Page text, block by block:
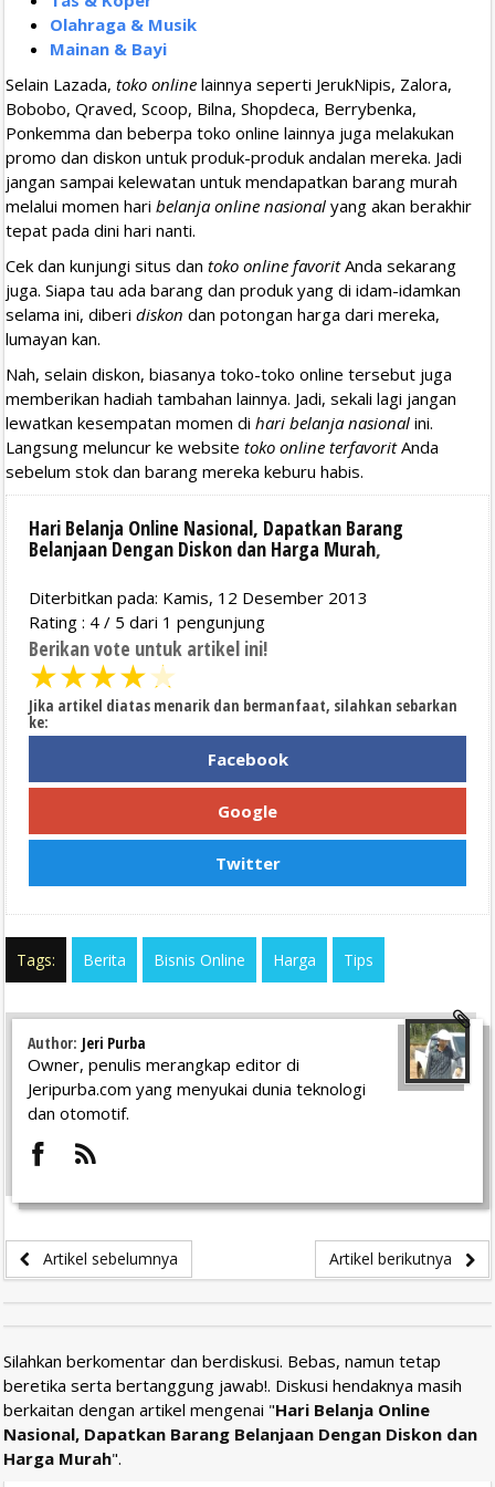
Olahraga & Musik
Mainan & Bayi
Selain Lazada, toko online lainnya seperti JerukNipis, Zalora,
Bobobo, Qraved, Scoop, Bilna, Shopdeca, Berrybenka,
Ponkemma dan beberpa toko online lainnya juga melakukan
promo dan diskon untuk produk-produk andalan mereka. Jadi
jangan sampai kelewatan untuk mendapatkan barang murah
melalui momen hari belanja online nasional yang akan berakhir
tepat pada dini hari nanti.
Cek dan kunjungi situs dan toko online favoritAnda sekarang
juga. Siapa tau ada barang dan produk yang di idam-idamkan
selama ini, diberi diskon dan potongan harga dari mereka,
lumayan kan.
Nah, selain diskon, biasanya toko-toko online tersebut juga
memberikan hadiah tambahan lainnya. Jadi, sekali lagi jangan
lewatkan kesempatan momen di hari belanja nasional ini.
Langsung meluncur ke website toko online terfavoritAnda
sebelum stok dan barang mereka keburu habis.
Hari Belanja Online Nasional, Dapatkan Barang
Belanjaan Dengan Diskon dan Harga Murah,
Diterbitkan pada: Kamis, 12 Desember 2013
Rating : 4 / 5 dari 1 pengunjung
Berikan vote untuk artikel ini!
★★★★★
Jika artikel diatas menarik dan bermanfaat, silahkan sebarkan
ke:
Facebook
Google
Twitter
Tags: Berita Bisnis Online Harga Tips
Author: Jeri Purba
Owner, penulis merangkap editor di
Jeripurba.com yang menyukai dunia teknologi
dan otomotif.
Artikel sebelumnya Artikel berikutnya
Silahkan berkomentar dan berdiskusi. Bebas, namun tetap
beretika serta bertanggung jawab!. Diskusi hendaknya masih
berkaitan dengan artikel mengenai "Hari Belanja Online
Nasional, Dapatkan Barang Belanjaan Dengan Diskon dan
Harga Murah".